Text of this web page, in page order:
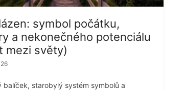
symbol počátku,
a nekonečného potenciálu
mezi světy)
balíček, starobylý systém symbolů a